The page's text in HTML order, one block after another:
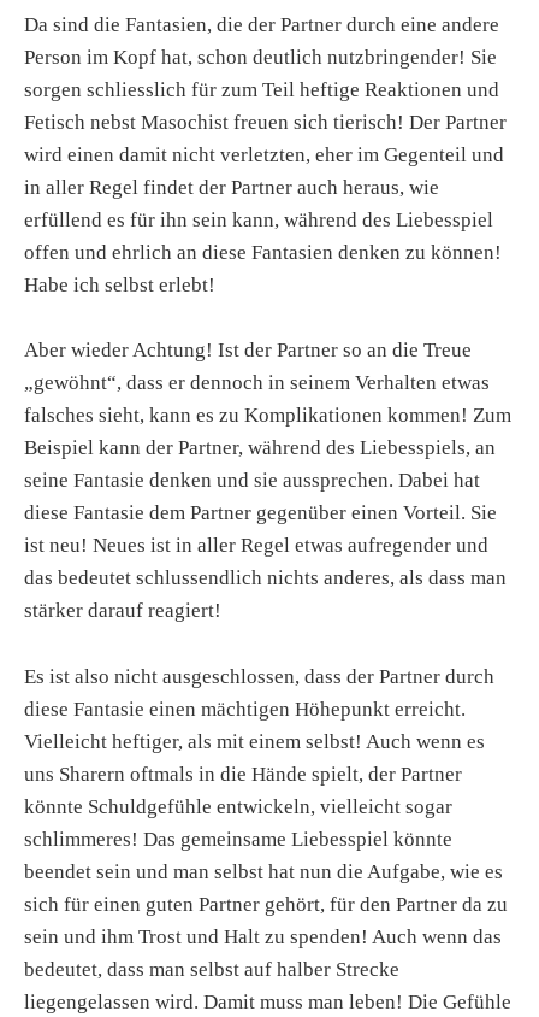
Da sind die Fantasien, die der Partner durch eine andere
Person im Kopf hat, schon deutlich nutzbringender! Sie
sorgen schliesslich für zum Teil heftige Reaktionen und
Fetisch nebst Masochist freuen sich tierisch! Der Partner
wird einen damit nicht verletzten, eher im Gegenteil und
in aller Regel findet der Partner auch heraus, wie
erfüllend es für ihn sein kann, während des Liebesspiel
offen und ehrlich an diese Fantasien denken zu können!
Habe ich selbst erlebt!
Aber wieder Achtung! Ist der Partner so an die Treue
„gewöhnt“, dass er dennoch in seinem Verhalten etwas
falsches sieht, kann es zu Komplikationen kommen! Zum
Beispiel kann der Partner, während des Liebesspiels, an
seine Fantasie denken und sie aussprechen. Dabei hat
diese Fantasie dem Partner gegenüber einen Vorteil. Sie
ist neu! Neues ist in aller Regel etwas aufregender und
das bedeutet schlussendlich nichts anderes, als dass man
stärker darauf reagiert!
Es ist also nicht ausgeschlossen, dass der Partner durch
diese Fantasie einen mächtigen Höhepunkt erreicht.
Vielleicht heftiger, als mit einem selbst! Auch wenn es
uns Sharern oftmals in die Hände spielt, der Partner
könnte Schuldgefühle entwickeln, vielleicht sogar
schlimmeres! Das gemeinsame Liebesspiel könnte
beendet sein und man selbst hat nun die Aufgabe, wie es
sich für einen guten Partner gehört, für den Partner da zu
sein und ihm Trost und Halt zu spenden! Auch wenn das
bedeutet, dass man selbst auf halber Strecke
liegengelassen wird. Damit muss man leben! Die Gefühle